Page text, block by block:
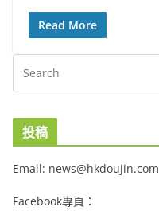
Read More
投稿
Email: news@hkdoujin.com
Facebook專頁：